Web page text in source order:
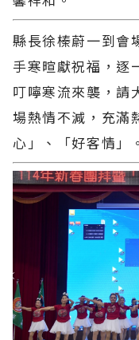
縣長徐榛蔚一到會
手寒暄獻祝福，逐
叮嚀寒流來襲，請
場熱情不減，充滿
心」、「好客情」。